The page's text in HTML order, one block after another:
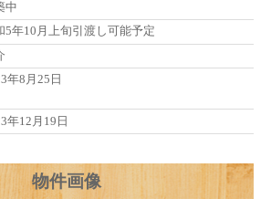
中
5年10月上旬引渡し可能予定
年8月25日
年12月19日
物件画像